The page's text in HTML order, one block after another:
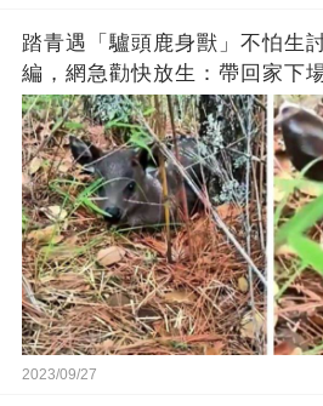
踏青遇「驢頭鹿身獸」不怕生
編，網急勸快放生：帶回家下
2023/09/27